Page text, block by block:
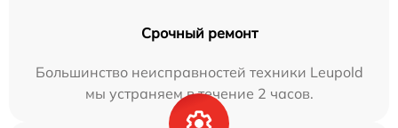
Срочный ремонт
Большинство неисправностей техники Leupold
мы устраняем в течение 2 часов.